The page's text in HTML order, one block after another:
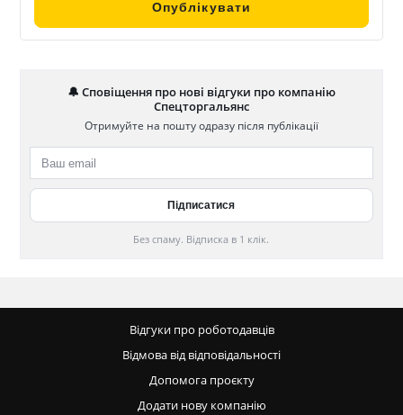
🔔 Сповіщення про нові відгуки про компанію
Спецторгальянс
Отримуйте на пошту одразу після публікації
Без спаму. Відписка в 1 клік.
Відгуки про роботодавців
Відмова від відповідальності
Допомога проєкту
Додати нову компанію